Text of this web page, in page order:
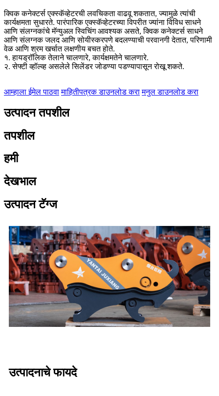
क्विक कनेक्टर्स एक्स्कॅव्हेटरची लवचिकता वाढवू शकतात, ज्यामुळे त्यांची
कार्यक्षमता सुधारते. पारंपारिक एक्स्कॅव्हेटरच्या विपरीत ज्यांना विविध साधने
आणि संलग्नकांचे मॅन्युअल स्विचिंग आवश्यक असते, क्विक कनेक्टर्स साधने
आणि संलग्नक जलद आणि सोयीस्करपणे बदलण्याची परवानगी देतात, परिणामी
वेळ आणि श्रम खर्चात लक्षणीय बचत होते.
१. हायड्रॉलिक तेलाने चालणारे, कार्यक्षमतेने चालणारे.
२. सेफ्टी व्हॉल्व्ह असलेले सिलेंडर जोडण्या पडण्यापासून रोखू शकते.
आम्हाला ईमेल पाठवा माहितीपत्रक डाउनलोड करा मनुल डाउनलोड करा
उत्पादन तपशील
तपशील
हमी
देखभाल
उत्पादन टॅग्ज
उत्पादनाचे फायदे